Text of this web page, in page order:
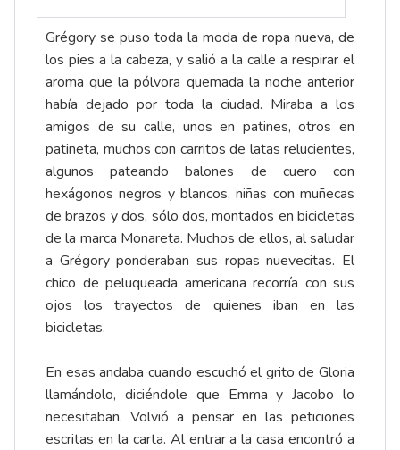
Grégory se puso toda la moda de ropa nueva, de
los pies a la cabeza, y salió a la calle a respirar el
aroma que la pólvora quemada la noche anterior
había dejado por toda la ciudad. Miraba a los
amigos de su calle, unos en patines, otros en
patineta, muchos con carritos de latas relucientes,
algunos pateando balones de cuero con
hexágonos negros y blancos, niñas con muñecas
de brazos y dos, sólo dos, montados en bicicletas
de la marca Monareta. Muchos de ellos, al saludar
a Grégory ponderaban sus ropas nuevecitas. El
chico de peluqueada americana recorría con sus
ojos los trayectos de quienes iban en las
bicicletas.
En esas andaba cuando escuchó el grito de Gloria
llamándolo, diciéndole que Emma y Jacobo lo
necesitaban. Volvió a pensar en las peticiones
escritas en la carta. Al entrar a la casa encontró a